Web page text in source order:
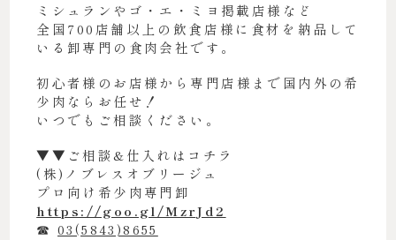
ミシュランやゴ・エ・ミヨ掲載店様など
全国700店舗以上の飲食店様に食材を納品して
いる卸専門の食肉会社です。
初心者様のお店様から専門店様まで国内外の希
少肉ならお任せ！
いつでもご相談ください。
▼▼ご相談&仕入れはコチラ
(株)ノブレスオブリージュ
プロ向け希少肉専門卸
https://goo.gl/MzrJd2
☎︎03(5843)8655